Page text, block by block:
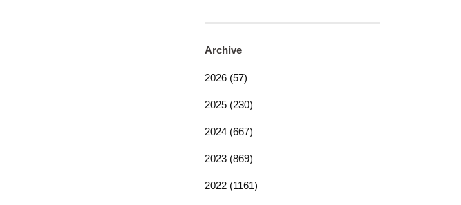
Archive
2026 (57)
2025 (230)
2024 (667)
2023 (869)
2022 (1161)